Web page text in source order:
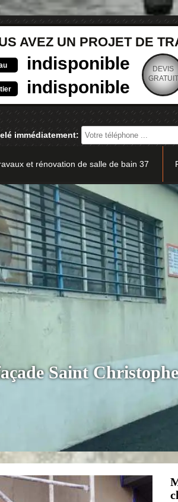
AVEZ UN PROJET DE
indisponible
indisponible
DEVIS
GRATUIT
immédiatement:
et rénovation de salle de bain 37
Saint